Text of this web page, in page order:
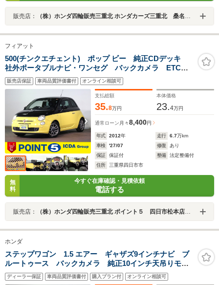
販売店： （株）ホンダ四輪販売三重北 ホンダカーズ三重北 桑名陽だまりの丘店
フィアット
500(チンクエチェント) ポップ ビー 純正CDデッキ
社外ポータブルナビ・ワンセグ バックカメラ ETC
純正15インチAW ドライブレコーダー キーレスエント
リー
販売店保証 車両品質評価書付 オンライン相談可
支払総額
35.8万円
本体価格
23.4万円
通常ローン 月々8,400円
年式 2012年 走行 6.7万km
車検
'27/07 修復
あり
保証
保証付 整備
法定整備付
住所
三重県四日市市
無
料
今すぐ在庫確認・見積依頼
電話する
販売店： （株）ホンダ四輪販売三重北 ポイント５ 四日市松本店／ホンダカーズ三重北 四日市松本店
ホンダ
ステップワゴン 1.5 エアー ギャザズ9インチナビ ブ
ルートゥース バックカメラ 純正10インチ天吊りモニ
ター 両側電動スライドドア ETC車載器 LEDオート
ライト ワンオーナー Pセンサー ターボ シートバッ
ディーラー保証 車両品質評価書付 購入プラン付 オンライン相談可